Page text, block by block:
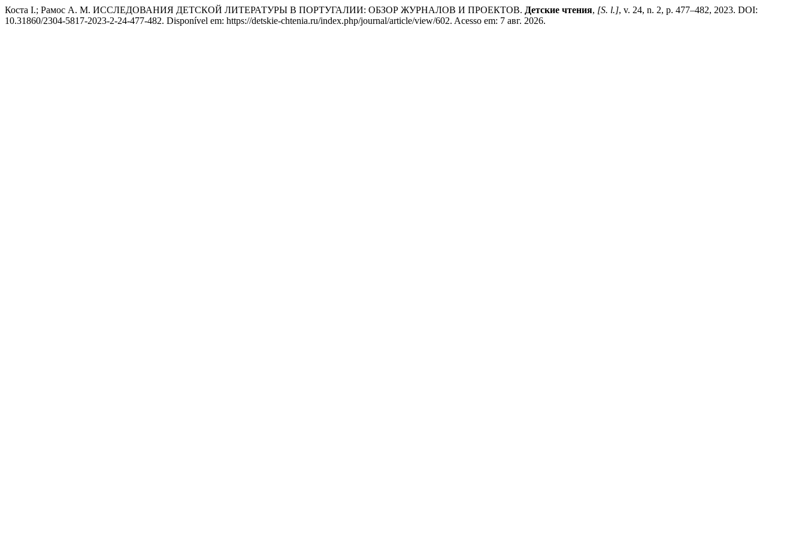
Коста I.; Рамос A. M. ИССЛЕДОВАНИЯ ДЕТСКОЙ ЛИТЕРАТУРЫ В ПОРТУГАЛИИ: ОБЗОР ЖУРНАЛОВ И ПРОЕКТОВ. Детские чтения, [S. l.], v. 24, n. 2, p. 477–482, 2023. DOI:
10.31860/2304-5817-2023-2-24-477-482. Disponível em: https://detskie-chtenia.ru/index.php/journal/article/view/602. Acesso em: 7 авг. 2026.